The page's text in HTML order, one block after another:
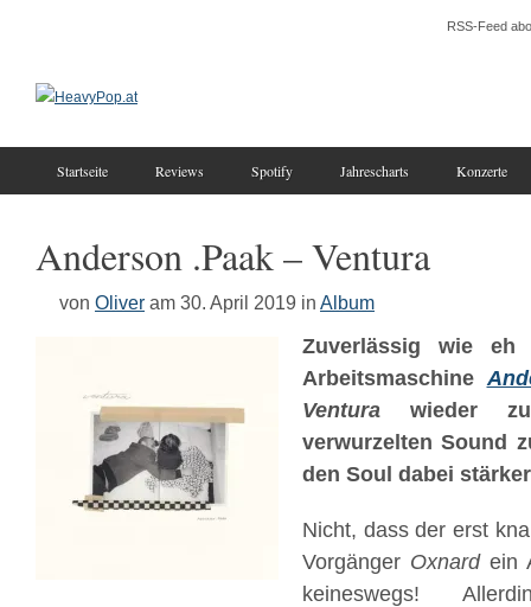
RSS-Feed
Startseite Reviews Spotify Jahrescharts Konzerte
Anderson .Paak – Ventura
von Oliver am 30. April 2019 in Album
Zuverlässig wie
Arbeitsmaschine
Ventura wieder zu
verwurzelten Sound
den Soul dabei
Nicht, dass der erst
Vorgänger Oxnardein
keineswegs!